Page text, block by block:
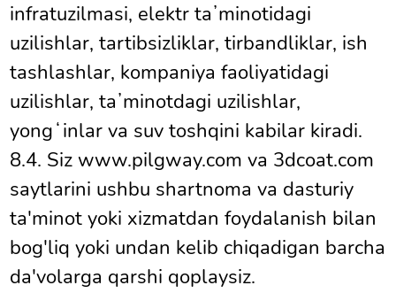
infratuzilmasi, elektr taʼminotidagi
uzilishlar, tartibsizliklar, tirbandliklar, ish
tashlashlar, kompaniya faoliyatidagi
uzilishlar, taʼminotdagi uzilishlar,
yongʻinlar va suv toshqini kabilar kiradi.
8.4. Siz www.pilgway.com va 3dcoat.com
saytlarini ushbu shartnoma va dasturiy
ta'minot yoki xizmatdan foydalanish bilan
bog'liq yoki undan kelib chiqadigan barcha
da'volarga qarshi qoplaysiz.